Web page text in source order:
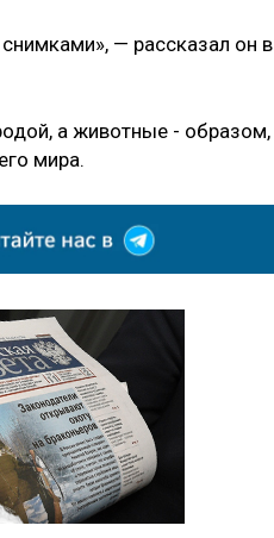
— рассказал он в
а животные - образом,
мира.